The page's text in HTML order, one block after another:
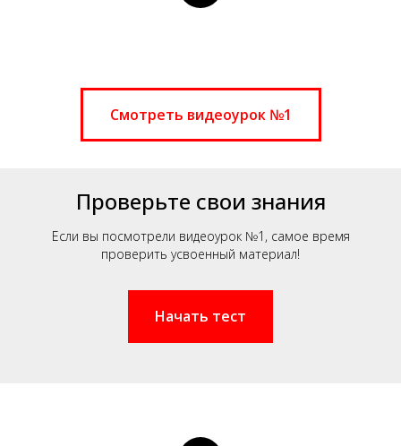
Смотреть видеоурок №1
Проверьте свои знания
Если вы посмотрели видеоурок №1, самое время
проверить усвоенный материал!
Начать тест